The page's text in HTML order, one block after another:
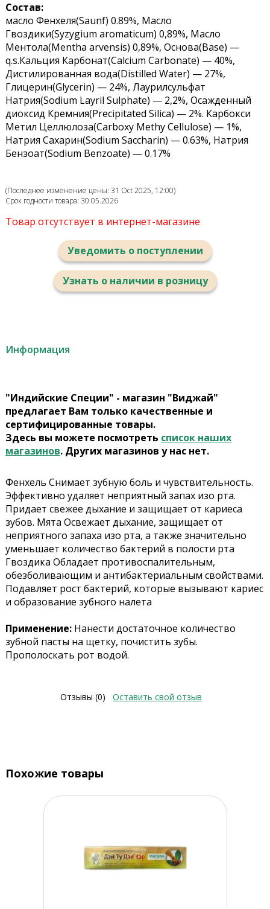
Состав:
масло Фенхеля(Saunf) 0.89%, Масло
Гвоздики(Syzygium aromaticum) 0,89%, Масло
Ментола(Mentha arvensis) 0,89%, Основа(Base) —
q.s.Кальция Карбонат(Calcium Carbonate) — 40%,
Дистилированная вода(Distilled Water) — 27%,
Глицерин(Glycerin) — 24%, Лаурилсульфат
Натрия(Sodium Layril Sulphate) — 2,2%, Осажденный
диоксид Кремния(Precipitated Silica) — 2%. Карбокси
Метил Целлюлоза(Carboxy Methy Cellulose) — 1%,
Натрия Сахарин(Sodium Saccharin) — 0.63%, Натрия
Бензоат(Sodium Benzoate) — 0.17%
(Последнее изменение цены: 31 Oct 2025, 12:00)
Срок годности товара: 30.05.2026
Товар отсутствует в интернет-магазине
Уведомить о поступлении
Узнать о наличии в розницу
Информация
"Индийские Специи" - магазин "Виджай"
предлагает Вам только качественные и
сертифицированные товары.
Здесь вы можете посмотреть список наших
магазинов. Других магазинов у нас нет.
Фенхель Снимает зубную боль и чувствительность.
Эффективно удаляет неприятный запах изо рта.
Придает свежее дыхание и защищает от кариеса
зубов. Мята Освежает дыхание, защищает от
неприятного запаха изо рта, а также значительно
уменьшает количество бактерий в полости рта
Гвоздика Обладает противоспалительным,
обезболивающим и антибактериальным свойствами.
Подавляет рост бактерий, которые вызывают кариес
и образование зубного налета
Применение: Нанести достаточное количество
зубной пасты на щетку, почистить зубы.
Прополоскать рот водой.
Отзывы (0) Оставить свой отзыв
Похожие товары